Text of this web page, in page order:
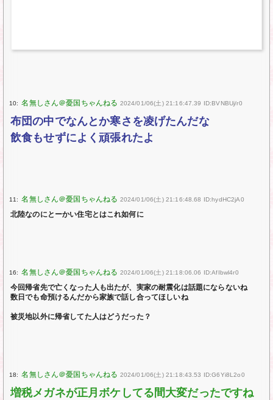
10: 2024/01/06(土) 21:16:47.39 ID:BVNBUj/r0
布団の中でなんとか寒さを凌げたんだな
飲食もせずによく頑張れたよ
11: 2024/01/06(土) 21:16:48.68 ID:hydHC2jA0
北陸なのにとーかい住宅とはこれ如何に
16: 2024/01/06(土) 21:18:06.06 ID:AfIbwl4r0
今回帰省先で亡くなった人も出たが、実家の耐震化は話題にならないね
数日でも命預けるんだから家族で話し合ってほしいね
被災地以外に帰省してた人はどうだった？
18: 2024/01/06(土) 21:18:43.53 ID:G6Yi8L2o0
増税メガネが正月ボケしてる間大変だったですね